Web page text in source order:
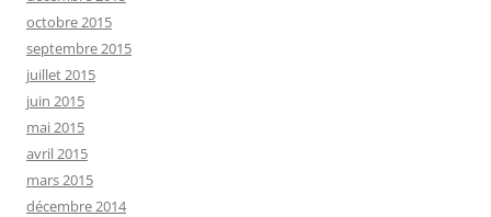
octobre 2015
septembre 2015
juillet 2015
juin 2015
mai 2015
avril 2015
mars 2015
décembre 2014